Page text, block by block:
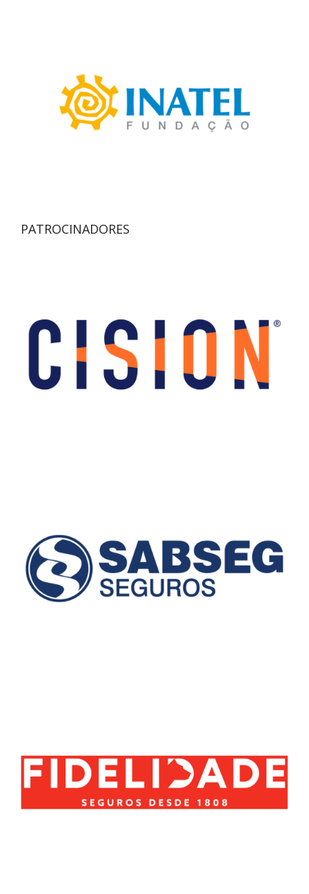
PATROCINADORES